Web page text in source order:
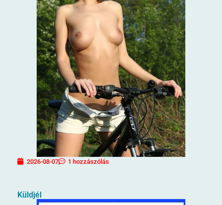
2026-08-07 1 hozzászólás
Küldjél